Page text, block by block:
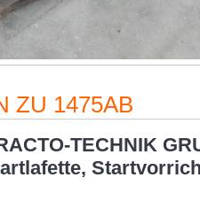
ZU 1475AB
TECHNIK